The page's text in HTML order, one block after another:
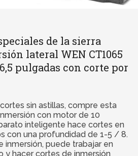
de la sierra
lateral WEN CT1065
pulgadas con corte por
sin astillas, compre esta
con motor de 10
inteligente hace cortes en
con una profundidad de 1-5 / 8.
inmersión, puede trabajar en
y hacer cortes de inmersión